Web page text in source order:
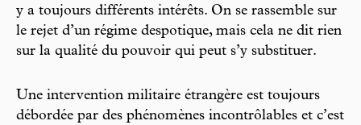
y a toujours différents intérêts. On se rassemble sur
le rejet d’un régime despotique, mais cela ne dit rien
sur la qualité du pouvoir qui peut s’y substituer.
Une intervention militaire étrangère est toujours
débordée par des phénomènes incontrôlables et c’est